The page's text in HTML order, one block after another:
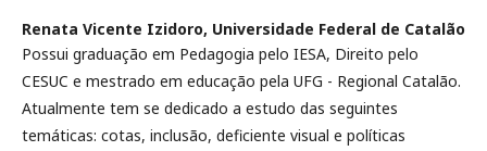
Renata Vicente Izidoro, Universidade Federal de Catalão
Possui graduação em Pedagogia pelo IESA, Direito pelo
CESUC e mestrado em educação pela UFG - Regional Catalão.
Atualmente tem se dedicado a estudo das seguintes
temáticas: cotas, inclusão, deficiente visual e políticas